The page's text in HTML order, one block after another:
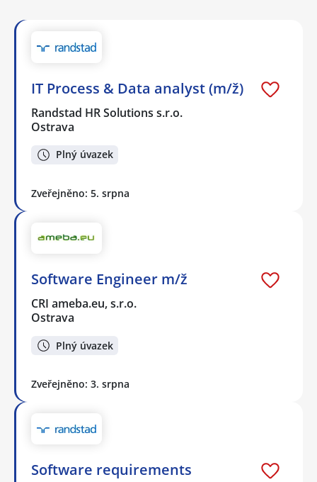
IT Process & Data analyst (m/ž)
Randstad HR Solutions s.r.o.
Ostrava
Plný úvazek
Zveřejněno: 5. srpna
Software Engineer m/ž
CRI ameba.eu, s.r.o.
Ostrava
Plný úvazek
Zveřejněno: 3. srpna
Software requirements